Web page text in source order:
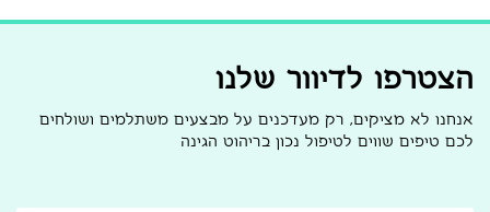
הצטרפו לדיוור שלנו
אנחנו לא מציקים, רק מעדכנים על מבצעים משתלמים ושולחים
לכם טיפים שווים לטיפול נכון בריהוט הגינה